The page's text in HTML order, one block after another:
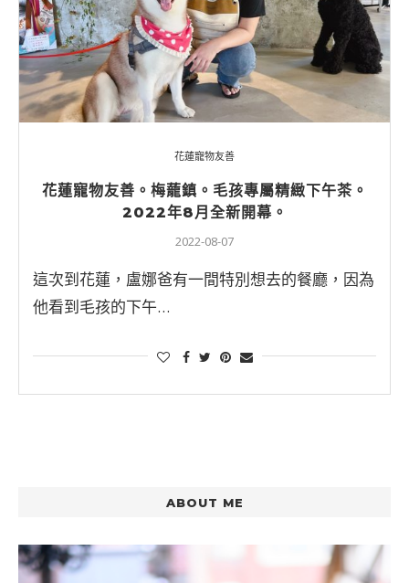
花蓮寵物友善
花蓮寵物友善。梅蘢鎮。毛孩專屬精緻下午茶。
2022年8月全新開幕。
2022-08-07
這次到花蓮，盧娜爸有一間特別想去的餐廳，因為
他看到毛孩的下午…
ABOUT ME